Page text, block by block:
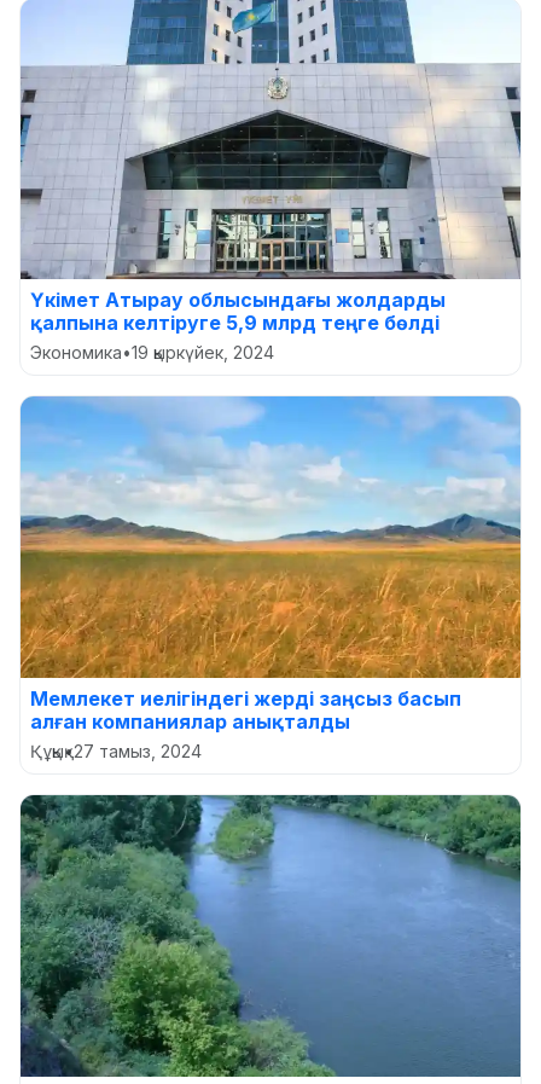
Үкімет Атырау облысындағы жолдарды
қалпына келтіруге 5,9 млрд теңге бөлді
Экономика•19 қыркүйек, 2024
Мемлекет иелігіндегі жерді заңсыз басып
алған компаниялар анықталды
Құқық•27 тамыз, 2024